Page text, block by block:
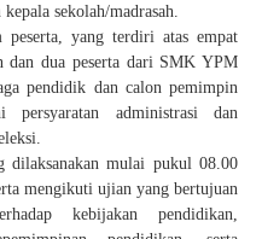
sekolah/madrasah.
yang terdiri atas empat
dan dua peserta dari SMK YPM
pendidik dan calon pemimpin
persyaratan administrasi dan
dilaksanakan mulai pukul 08.00
mengikuti ujian yang bertujuan
kebijakan pendidikan,